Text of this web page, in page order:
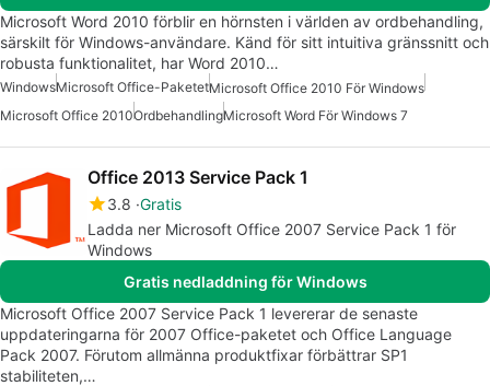
Microsoft Word 2010 förblir en hörnsten i världen av ordbehandling,
särskilt för Windows-användare. Känd för sitt intuitiva gränssnitt och
robusta funktionalitet, har Word 2010…
WindowsMicrosoft Office-PaketetMicrosoft Office 2010 För Windows
Microsoft Office 2010OrdbehandlingMicrosoft Word För Windows 7
Office 2013 Service Pack 1
3.8 Gratis
Ladda ner Microsoft Office 2007 Service Pack 1 för
Windows
Gratis nedladdning för Windows
Microsoft Office 2007 Service Pack 1 levererar de senaste
uppdateringarna för 2007 Office-paketet och Office Language
Pack 2007. Förutom allmänna produktfixar förbättrar SP1
stabiliteten,…